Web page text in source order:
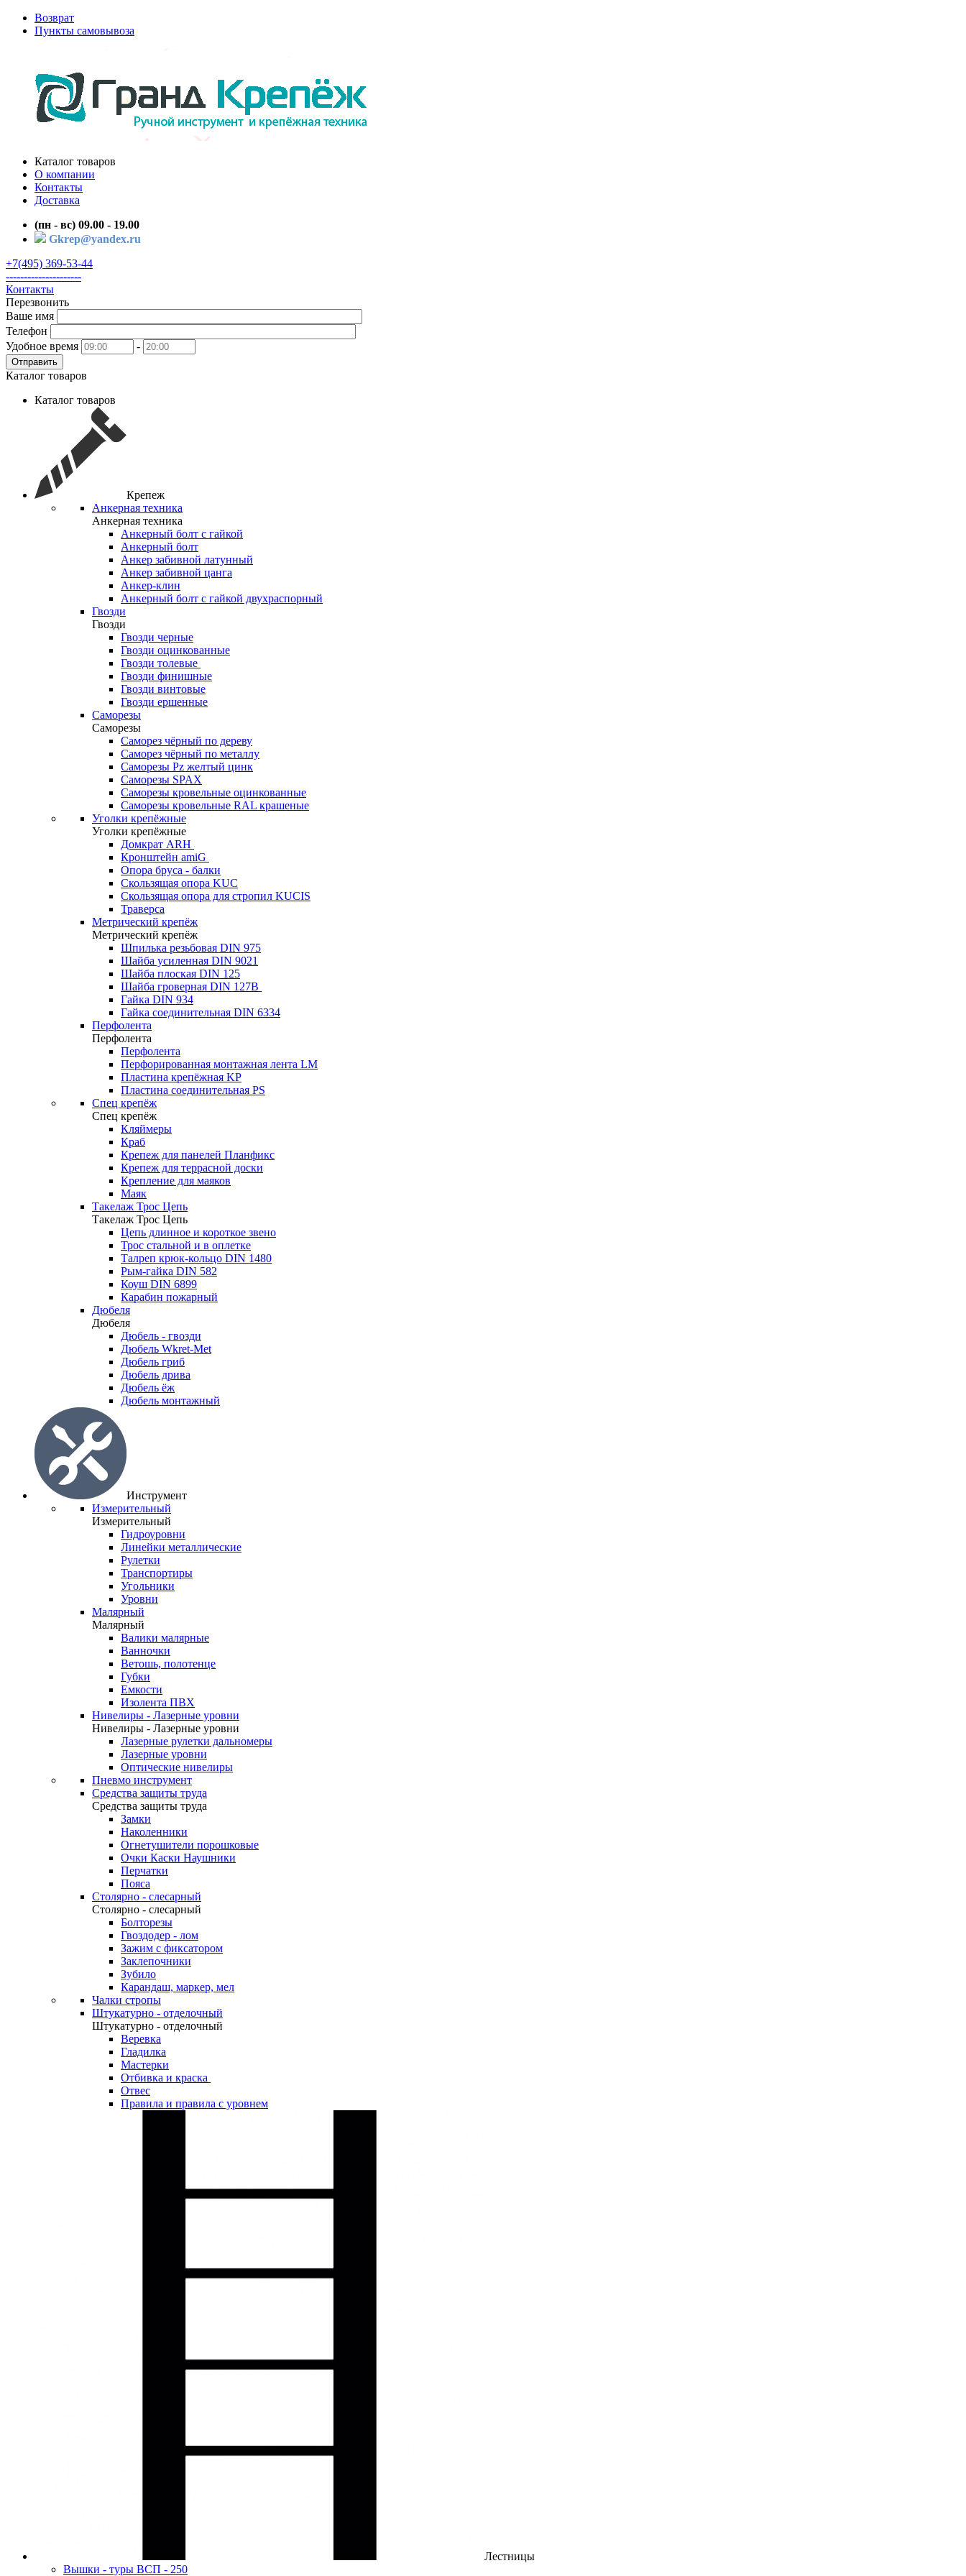
Возврат
Пункты самовывоза
Каталог товаров
О компании
Контакты
Доставка
(пн - вс) 09.00 - 19.00
Gkrep@yandex.ru
+7(495) 369-53-44
---------------------
Контакты
Перезвонить
Ваше имя
Телефон
Удобное время
-
Отправить
Каталог товаров
Каталог товаров
Крепеж
Анкерная техника
Анкерная техника
Анкерный болт с гайкой
Анкерный болт
Анкер забивной латунный
Анкер забивной цанга
Анкер-клин
Анкерный болт с гайкой двухраспорный
Гвозди
Гвозди
Гвозди черные
Гвозди оцинкованные
Гвозди толевые
Гвозди финишные
Гвозди винтовые
Гвозди ершенные
Саморезы
Саморезы
Саморез чёрный по дереву
Саморез чёрный по металлу
Саморезы Pz желтый цинк
Саморезы SPAX
Саморезы кровельные оцинкованные
Саморезы кровельные RAL крашеные
Уголки крепёжные
Уголки крепёжные
Домкрат ARH
Кронштейн amiG
Опора бруса - балки
Скользящая опора KUC
Скользящая опора для стропил KUCIS
Траверса
Метрический крепёж
Метрический крепёж
Шпилька резьбовая DIN 975
Шайба усиленная DIN 9021
Шайба плоская DIN 125
Шайба гроверная DIN 127B
Гайка DIN 934
Гайка соединительная DIN 6334
Перфолента
Перфолента
Перфолента
Перфорированная монтажная лента LM
Пластина крепёжная KP
Пластина соединительная PS
Спец крепёж
Спец крепёж
Кляймеры
Краб
Крепеж для панелей Планфикс
Крепеж для террасной доски
Крепление для маяков
Маяк
Такелаж Трос Цепь
Такелаж Трос Цепь
Цепь длинное и короткое звено
Трос стальной и в оплетке
Талреп крюк-кольцо DIN 1480
Рым-гайка DIN 582
Коуш DIN 6899
Карабин пожарный
Дюбеля
Дюбеля
Дюбель - гвозди
Дюбель Wkret-Met
Дюбель гриб
Дюбель дрива
Дюбель ёж
Дюбель монтажный
Инструмент
Измерительный
Измерительный
Гидроуровни
Линейки металлические
Рулетки
Транспортиры
Угольники
Уровни
Малярный
Малярный
Валики малярные
Ванночки
Ветошь, полотенце
Губки
Емкости
Изолента ПВХ
Нивелиры - Лазерные уровни
Нивелиры - Лазерные уровни
Лазерные рулетки дальномеры
Лазерные уровни
Оптические нивелиры
Пневмо инструмент
Средства защиты труда
Средства защиты труда
Замки
Наколенники
Огнетушители порошковые
Очки Каски Наушники
Перчатки
Пояса
Столярно - слесарный
Столярно - слесарный
Болторезы
Гвоздодер - лом
Зажим с фиксатором
Заклепочники
Зубило
Карандаш, маркер, мел
Чалки стропы
Штукатурно - отделочный
Штукатурно - отделочный
Веревка
Гладилка
Мастерки
Отбивка и краска
Отвес
Правила и правила с уровнем
Лестницы
Вышки - туры ВСП - 250